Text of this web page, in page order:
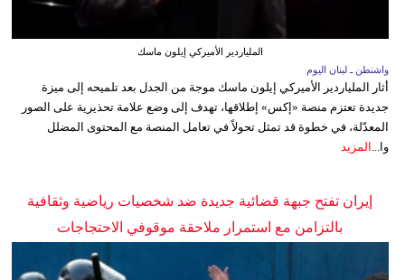
الملياردير الأميركي إيلون ماسك
واشنطن ـ لبنان اليوم
أثار الملياردير الأميركي إيلون ماسك موجة من الجدل بعد تلميحه إلى ميزة
جديدة تعتزم منصة «إكس» إطلاقها، تهدف إلى وضع علامة تحذيرية على الصور
المعدّلة، في خطوة قد تمثل تحولاً في تعامل المنصة مع المحتوى المضلل
وا... المزيد
إيران تفتح جبهة قضائية جديدة ضد شخصيات رياضية وثقافية
بالتزامن مع استمرار ملاحقة موقوفي الاحتجاجات